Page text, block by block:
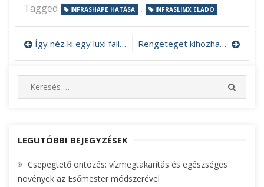
Tagged INFRASHAPE HATÁSA , INFRASLIMX ELADÓ
Bejegyzés
navigáció
Így néz ki egy luxi fali ékszerszekrény Rengeteget kihozhat belőlünk a festés tanfolyam
e
c
f
o
E
LEGUTÓBBI BEJEGYZÉSEK
Csepegtető öntözés: vízmegtakarítás és egészséges
növények az Esőmester módszerével